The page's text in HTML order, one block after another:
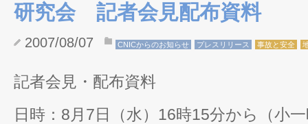
研究会 記者会見配布資料
2007/08/07 CNICからのお知らせ プレスリリース 事故と安全
記者会見・配布資料
日時：8月7日（水）16時15分から（小